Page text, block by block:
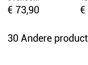
€ 73,90 €
30 Andere